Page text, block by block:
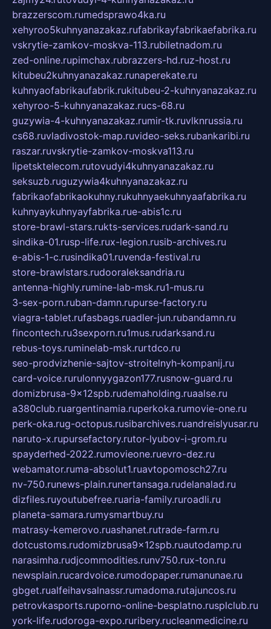
brazzerscom.rumedsprawo4ka.ru
xehyroo5kuhnyanazakaz.rufabrikayfabrikaefabrika.ru
vskrytie-zamkov-moskva-113.rubiletnadom.ru
zed-online.rupimchax.rubrazzers-hd.ruz-host.ru
kitubeu2kuhnyanazakaz.runaperekate.ru
kuhnyaofabrikaufabrik.rukitubeu-2-kuhnyanazakaz.ru
xehyroo-5-kuhnyanazakaz.rucs-68.ru
guzywia-4-kuhnyanazakaz.rumir-tk.ruvlknrussia.ru
cs68.ruvladivostok-map.ruvideo-seks.rubankaribi.ru
raszar.ruvskrytie-zamkov-moskva113.ru
lipetsktelecom.rutovudyi4kuhnyanazakaz.ru
seksuzb.ruguzywia4kuhnyanazakaz.ru
fabrikaofabrikaokuhny.rukuhnyaekuhnyaafabrika.ru
kuhnyaykuhnyayfabrika.rue-abis1c.ru
store-brawl-stars.rukts-services.rudark-sand.ru
sindika-01.rusp-life.rux-legion.rusib-archives.ru
e-abis-1-c.rusindika01.ruvenda-festival.ru
store-brawlstars.rudooraleksandria.ru
antenna-highly.rumine-lab-msk.ru1-mus.ru
3-sex-porn.ruban-damn.rupurse-factory.ru
viagra-tablet.rufasbags.ruadler-jun.rubandamn.ru
fincontech.ru3sexporn.ru1mus.rudarksand.ru
rebus-toys.ruminelab-msk.rurtdco.ru
seo-prodvizhenie-sajtov-stroitelnyh-kompanij.ru
card-voice.rurulonnyygazon177.rusnow-guard.ru
domizbrusa-9x12spb.rudemaholding.ruaalse.ru
a380club.ruargentinamia.ruperkoka.rumovie-one.ru
perk-oka.rug-octopus.rusibarchives.ruandreislyusar.ru
naruto-x.rupursefactory.rutor-lyubov-i-grom.ru
spayderhed-2022.rumovieone.ruevro-dez.ru
webamator.ruma-absolut1.ruavtopomosch27.ru
nv-750.runews-plain.runertansaga.rudelanalad.ru
dizfiles.ruyoutubefree.ruaria-family.ruroadli.ru
planeta-samara.rumysmartbuy.ru
matrasy-kemerovo.ruashanet.rutrade-farm.ru
dotcustoms.rudomizbrusa9x12spb.ruautodamp.ru
narasimha.rudjcommodities.runv750.rux-ton.ru
newsplain.rucardvoice.rumodopaper.rumanunae.ru
gbget.rualfeihavsalnassr.rumadoma.rutajuncos.ru
petrovkasports.ruporno-online-besplatno.rusplclub.ru
york-life.rudoroga-expo.ruribery.rucleanmedicine.ru